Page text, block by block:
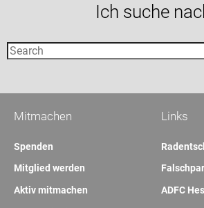
Ich suche
Links
ADFC
Mitmachen
Spenden
Mitglied werden
Aktiv mitmachen